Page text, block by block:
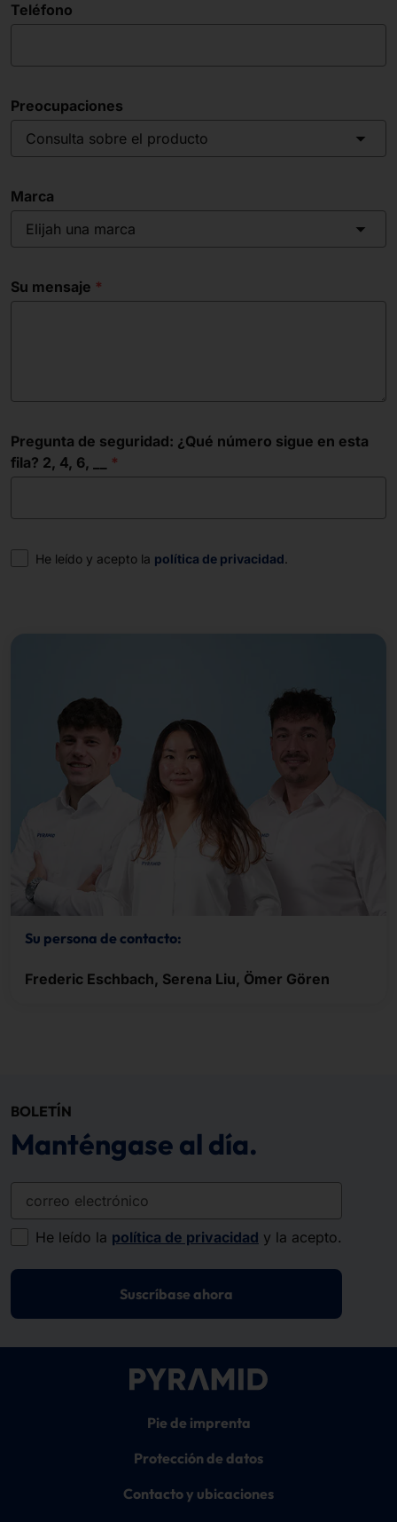
Teléfono
Preocupaciones
Consulta sobre el producto
Marca
Elijah una marca
Su mensaje
Pregunta de seguridad: ¿Qué número sigue en esta
fila? 2, 4, 6, __
Consentimiento
He leído y acepto la política de privacidad.
Su persona de contacto:
Frederic Eschbach, Serena Liu, Ömer Gören
BOLETÍN
Manténgase al día.
correo electrónico
He leído la política de privacidad y la acepto.
Suscríbase ahora
Pie de imprenta
Protección de datos
Contacto y ubicaciones